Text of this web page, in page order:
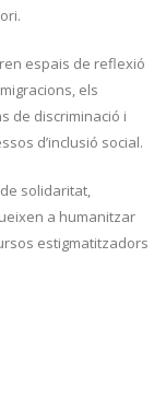
espais de reflexió
els
de discriminació i
d’inclusió social.
solidaritat,
a humanitzar
estigmatitzadors